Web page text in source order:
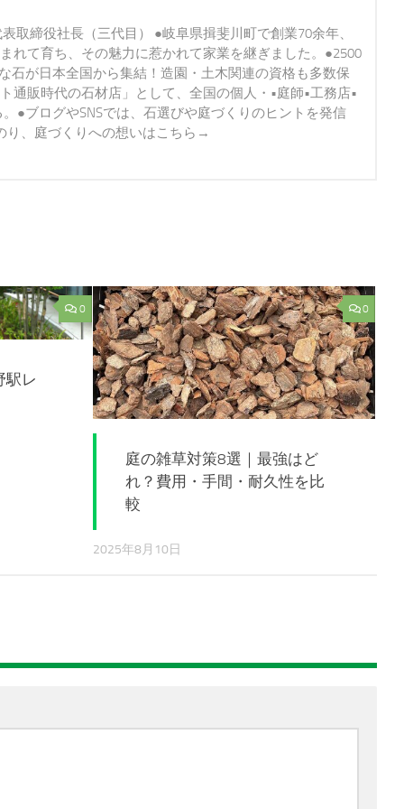
取締役社長（三代目） ●岐阜県揖斐川町で創業70余年、
れて育ち、その魅力に惹かれて家業を継ぎました。●2500
石が日本全国から集結！造園・土木関連の資格も多数保
販時代の石材店」として、全国の個人・•庭師•工務店•
●ブログやSNSでは、石選びや庭づくりのヒントを発信
り、庭づくりへの想いはこちら→
0
レ
0
庭の雑草対策8選｜最強はど
れ？費用・手間・耐久性を比
較
2025年8月10日